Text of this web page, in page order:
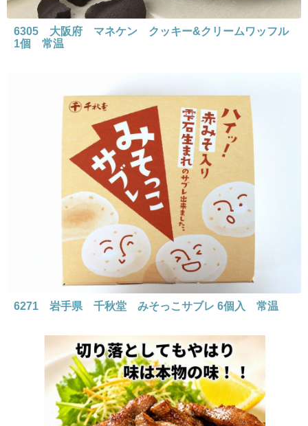
6305 大阪府 マネケン クッキー&クリームワッフル
1個 常温
6271 岩手県 千秋堂 みそっこサブレ 6個入 常温